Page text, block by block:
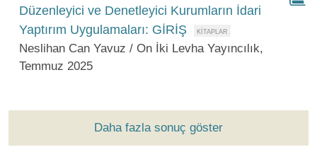
Düzenleyici ve Denetleyici Kurumların İdari
Yaptırım Uygulamaları: GİRİŞ
Neslihan Can Yavuz / On İki Levha Yayıncılık,
Temmuz 2025
Daha fazla sonuç göster